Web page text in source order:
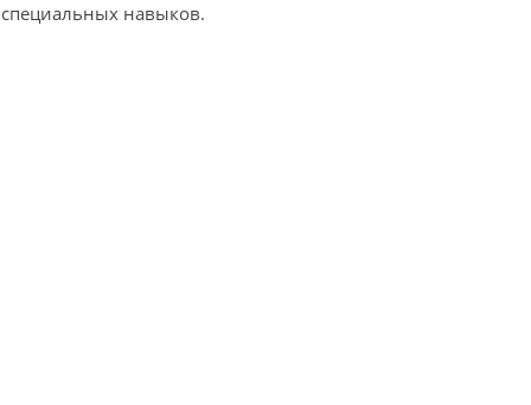
специальных навыков.